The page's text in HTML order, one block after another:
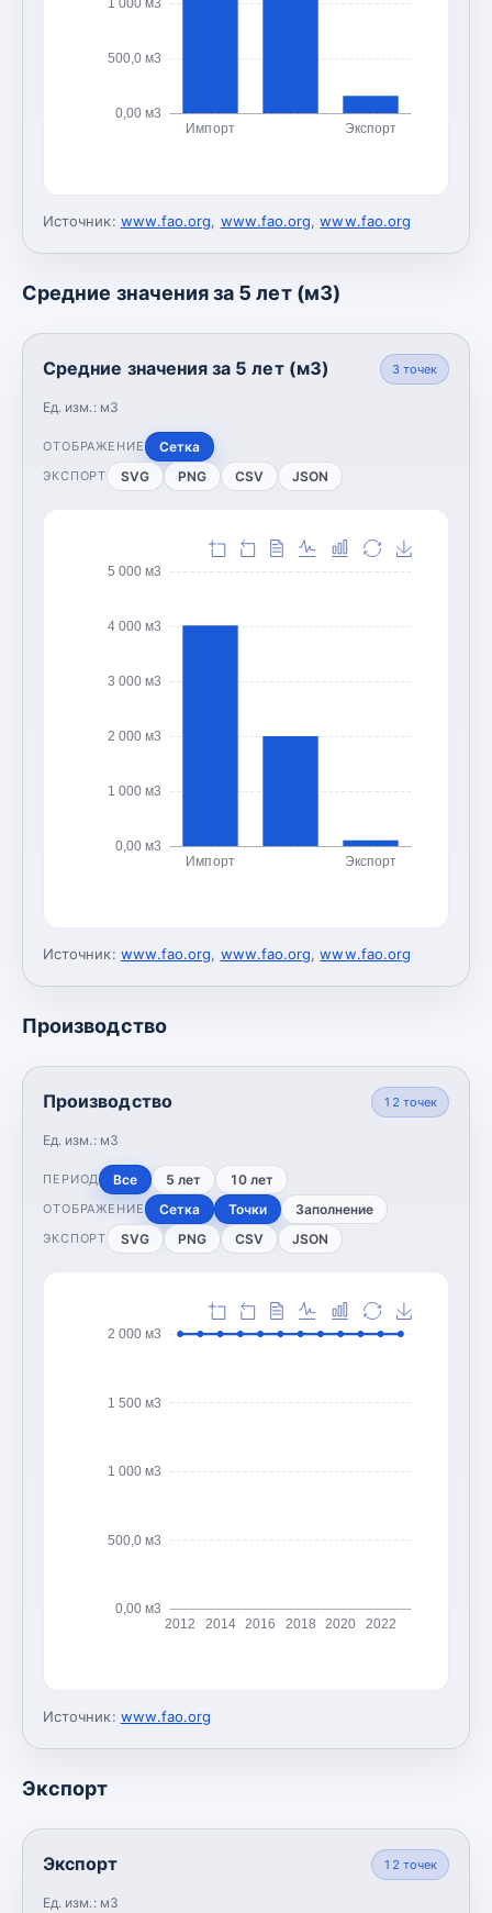
0,00 м3
500,0 м3
Импорт Экспорт
Источник: www.fao.org, www.fao.org,www.fao.org
Средние значения за 5 лет (м3)
Средние значения за 5 лет (м3)
Ед. изм.: м3
3точек
ОТОБРАЖЕНИЕ Сетка
ЭКСПОРТ SVG PNG CSV JSON
0,00 м3
1 000 м3
2 000 м3
3 000 м3
4 000 м3
5 000 м3
Импорт Экспорт
Источник: www.fao.org, www.fao.org,www.fao.org
Производство
Производство
Ед. изм.: м3
12 точек
ПЕРИОД Все 5 лет 10 лет
ОТОБРАЖЕНИЕ Сетка Точки Заполнение
ЭКСПОРТ SVG PNG CSV JSON
0,00 м3
500,0 м3
1 000 м3
1 500 м3
2 000 м3
2012 2014 2016 2018 2020 2022
Источник: www.fao.org
Экспорт
Экспорт
Ед. изм.: м3
12 точек